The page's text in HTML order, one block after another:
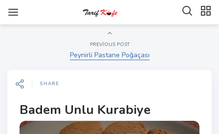
PREVIOUS POST
Peynirli Pastane Poğaçası
SHARE
Badem Unlu Kurabiye